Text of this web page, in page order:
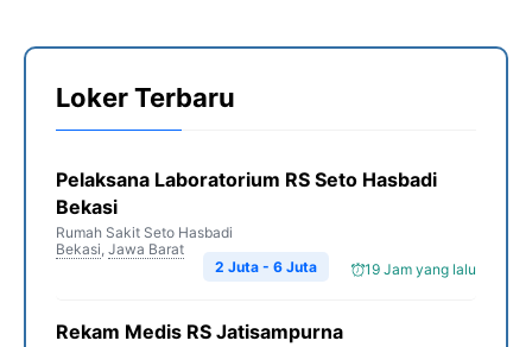
Loker Terbaru
Pelaksana Laboratorium RS Seto Hasbadi
Bekasi
Rumah Sakit Seto Hasbadi
Bekasi, Jawa Barat
19 Jam yang lalu
2 Juta - 6 Juta
Rekam Medis RS Jatisampurna